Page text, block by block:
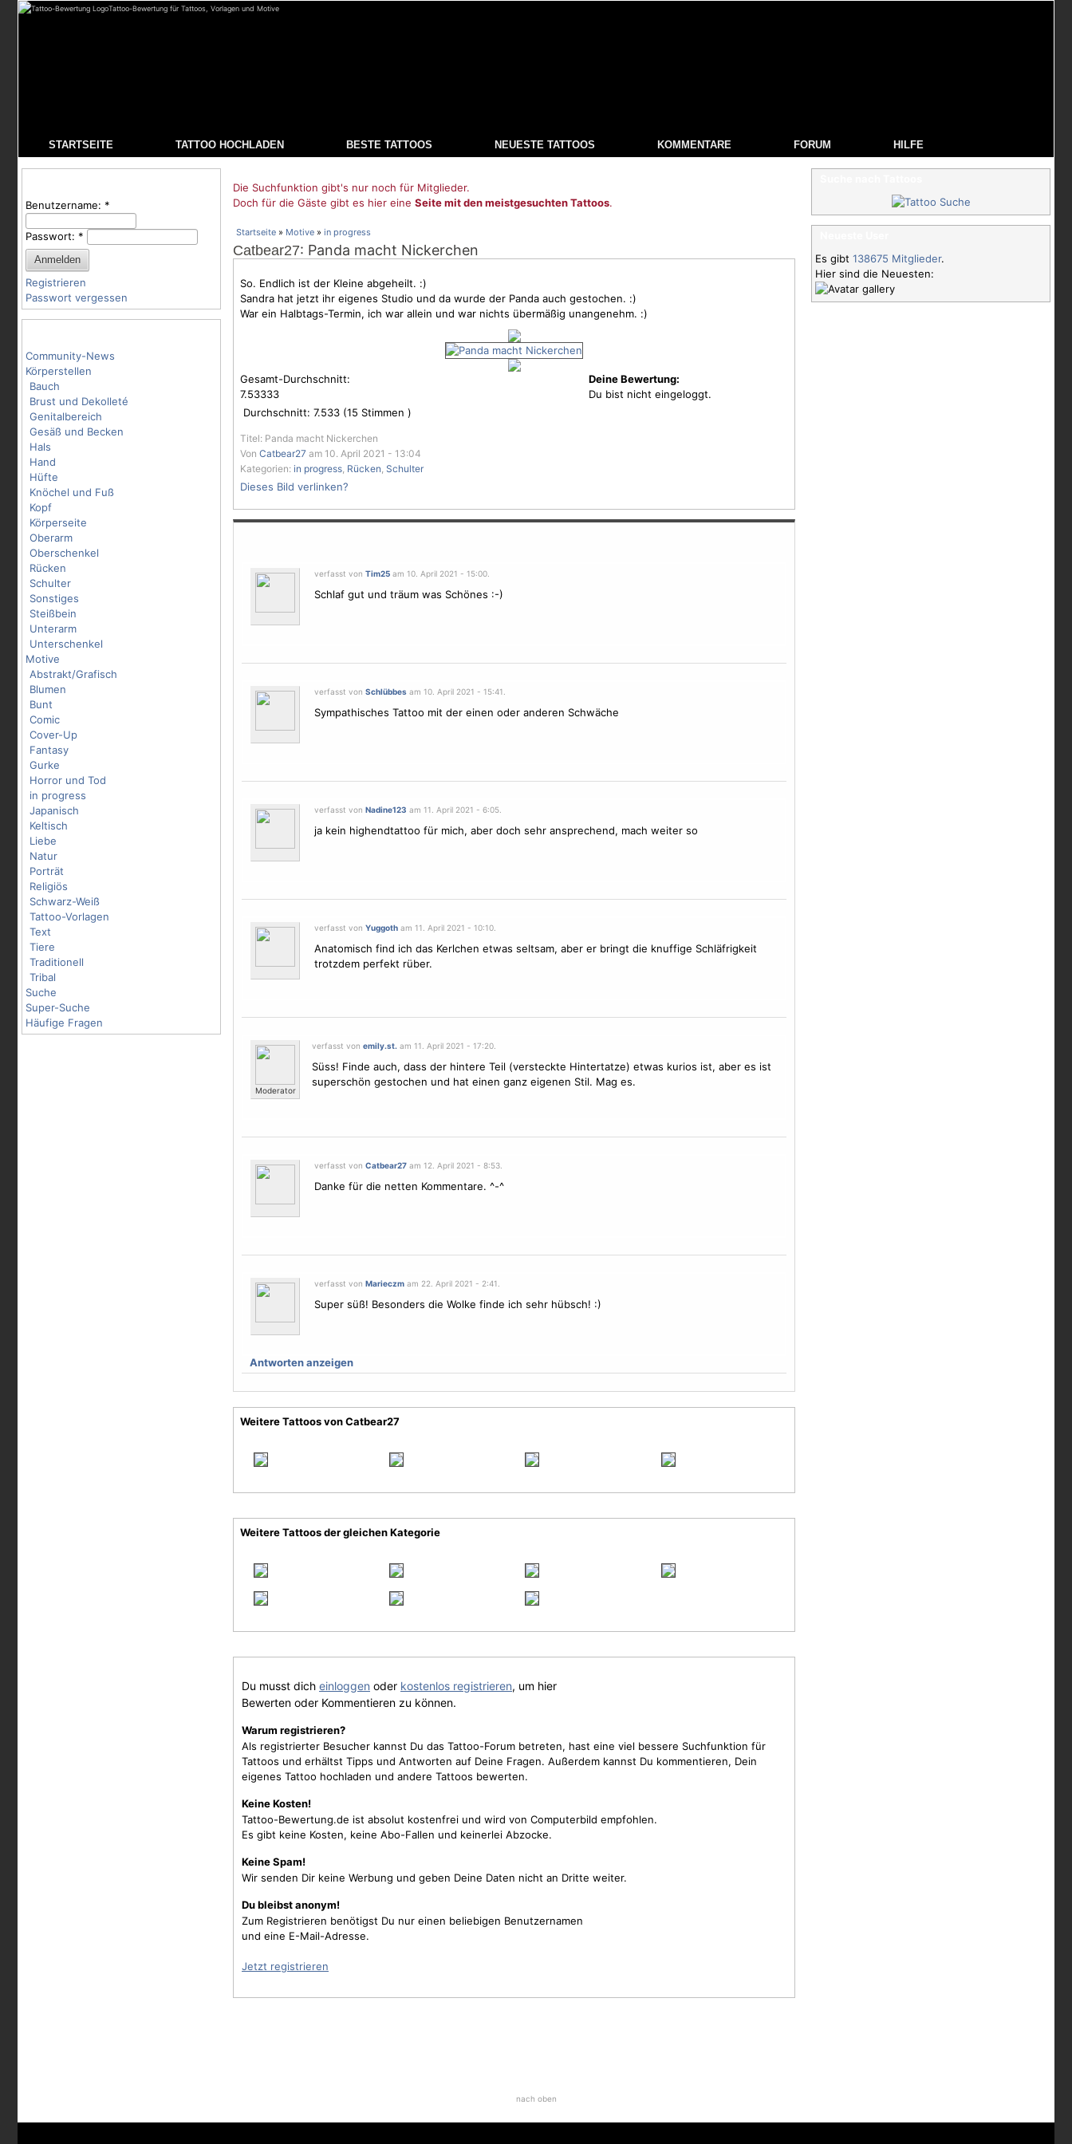
Tattoo-Bewertung für Tattoos, Vorlagen und Motive
STARTSEITE TATTOO HOCHLADEN BESTE TATTOOS NEUESTE TATTOOS KOMMENTARE FORUM HILFE
Benutzername: *
Passwort: *
Registrieren
Passwort vergessen
Community-News
Körperstellen
Bauch
Brust und Dekolleté
Genitalbereich
Gesäß und Becken
Hals
Hand
Hüfte
Knöchel und Fuß
Kopf
Körperseite
Oberarm
Oberschenkel
Rücken
Schulter
Sonstiges
Steißbein
Unterarm
Unterschenkel
Motive
Abstrakt/Grafisch
Blumen
Bunt
Comic
Cover-Up
Fantasy
Gurke
Horror und Tod
in progress
Japanisch
Keltisch
Liebe
Natur
Porträt
Religiös
Schwarz-Weiß
Tattoo-Vorlagen
Text
Tiere
Traditionell
Tribal
Suche
Super-Suche
Häufige Fragen
Die Suchfunktion gibt's nur noch für Mitglieder.
Doch für die Gäste gibt es hier eine Seite mit den meistgesuchten Tattoos.
Startseite » Motive » in progress
Catbear27: Panda macht Nickerchen
So. Endlich ist der Kleine abgeheilt. :)
Sandra hat jetzt ihr eigenes Studio und da wurde der Panda auch gestochen. :)
War ein Halbtags-Termin, ich war allein und war nichts übermäßig unangenehm. :)
Gesamt-Durchschnitt:
7.53333
Durchschnitt: 7.533 (15 Stimmen )
Deine Bewertung:
Du bist nicht eingeloggt.
Titel: Panda macht Nickerchen
Von Catbear27 am 10. April 2021 - 13:04
Kategorien: in progress, Rücken, Schulter
Dieses Bild verlinken?
verfasst von Tim25am 10. April 2021 - 15:00.
Schlaf gut und träum was Schönes :-)
verfasst von Schlübbesam 10. April 2021 - 15:41.
Sympathisches Tattoo mit der einen oder anderen Schwäche
verfasst von Nadine123 am 11. April 2021 - 6:05.
ja kein highendtattoo für mich, aber doch sehr ansprechend, mach weiter so
verfasst von Yuggotham 11. April 2021 - 10:10.
Anatomisch find ich das Kerlchen etwas seltsam, aber er bringt die knuffige Schläfrigkeit
trotzdem perfekt rüber.
Moderator
verfasst von emily.st. am 11. April 2021 - 17:20.
Süss! Finde auch, dass der hintere Teil (versteckte Hintertatze) etwas kurios ist, aber es ist
superschön gestochen und hat einen ganz eigenen Stil. Mag es.
verfasst von Catbear27am 12. April 2021 - 8:53.
Danke für die netten Kommentare. ^-^
verfasst von Marieczmam 22. April 2021 - 2:41.
Super süß! Besonders die Wolke finde ich sehr hübsch! :)
Antworten anzeigen
Weitere Tattoos von Catbear27
Weitere Tattoos der gleichen Kategorie
Du musst dich einloggen oder kostenlos registrieren, um hier
Bewerten oder Kommentieren zu können.
Warum registrieren?
Als registrierter Besucher kannst Du das Tattoo-Forum betreten, hast eine viel bessere Suchfunktion für
Tattoos und erhältst Tipps und Antworten auf Deine Fragen. Außerdem kannst Du kommentieren, Dein
eigenes Tattoo hochladen und andere Tattoos bewerten.
Keine Kosten!
Tattoo-Bewertung.de ist absolut kostenfrei und wird von Computerbild empfohlen.
Es gibt keine Kosten, keine Abo-Fallen und keinerlei Abzocke.
Keine Spam!
Wir senden Dir keine Werbung und geben Deine Daten nicht an Dritte weiter.
Du bleibst anonym!
Zum Registrieren benötigst Du nur einen beliebigen Benutzernamen
und eine E-Mail-Adresse.
Jetzt registrieren
Es gibt 138675 Mitglieder.
Hier sind die Neuesten:
nach oben